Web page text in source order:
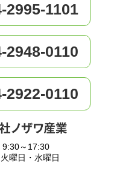
2995-1101
2948-0110
2922-0110
9:30～17:30
曜日・水曜日